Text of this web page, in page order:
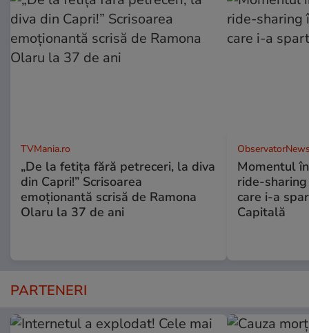
TVMania.ro
„De la fetița fără petreceri, la diva
din Capri!” Scrisoarea
emoționantă scrisă de Ramona
Olaru la 37 de ani
Momentul
ride-
care i-a
Capitală
PARTENERI